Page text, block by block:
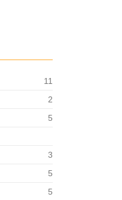
11
2
5
3
5
5